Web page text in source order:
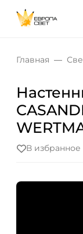
Главная
В избранное